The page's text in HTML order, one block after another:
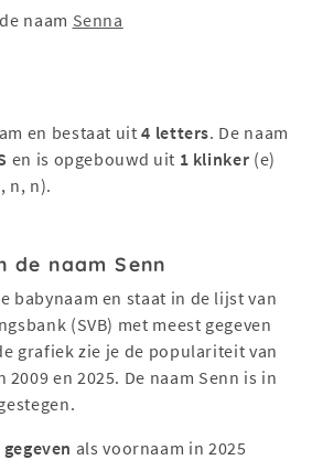
naam Senna
en bestaat uit4 letters. De naam
en is opgebouwd uit 1 klinker (e)
n, n).
de naam Senn
babynaam en staat in de lijst van
(SVB) met meest gegeven
grafiek zie je de populariteit van
2009 en 2025. De naam Senn is in
als voornaam in 2025